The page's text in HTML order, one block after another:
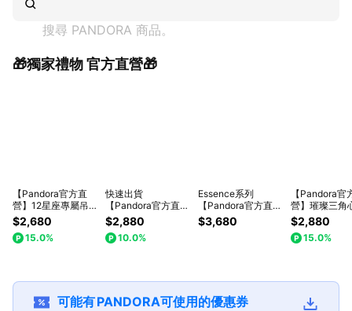
搜尋 PANDORA 商品。
🎁獨家禮物 官方直營🎁
【Pandora官方直
營】12星座專屬吊墜
禮-鍍14K金 收禮人
可自選
$2,680
15.0%
快速出貨
【Pandora官方直
營】收禮人可自選 -
項鏈/耳環/手鏈/串
飾/戒指/迪士尼
$2,880
10.0%
Essence系列
【Pandora官方直
營】密鑲自然流線淡
水珍珠項鏈唇膏
$3,680
【Pandora官
營】璀璨三角
鏈 永生花束
銀(白鑽/粉鑽
$2,880
15.0%
可能有PANDORA可使用的優惠券